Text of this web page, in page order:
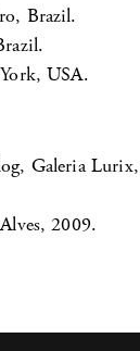
Brazil.
USA.
Galeria Lurix,
2009.